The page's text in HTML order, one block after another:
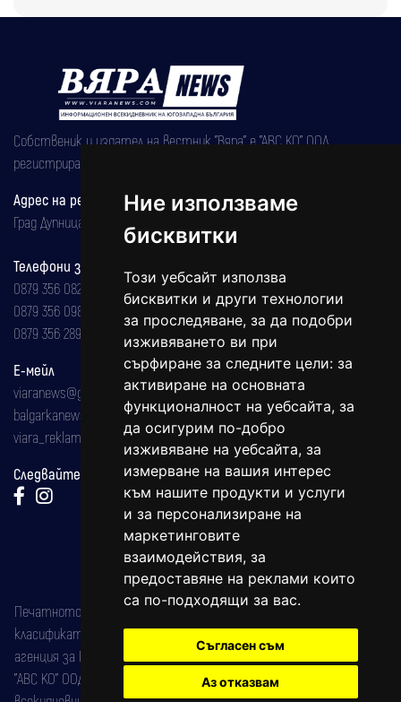
Ние използваме
бисквитки
Този уебсайт използва
бисквитки и други технологии
за проследяване, за да подобри
изживяването ви при
сърфиране за следните цели: за
активиране на основната
функционалност на уебсайта, за
да осигурим по-добро
изживяване на уебсайта, за
измерване на вашия интерес
към нашите продукти и услуги
и за персонализиране на
маркетинговите
взаимодействия, за
предоставяне на реклами които
са по-подходящи за вас.
Съгласен съм
Аз отказвам
Собственик и издател на вестник "Вяра" е "АВС КО" ООД,
регистрирана на 08.05.2002 година.
Адрес на редакцията
Град Дупница, ул.''Христо Ботев" 43
Телефони за реклама и абонаменти
0879 356 082
0879 356 098
0879 356 289
Е-мейл
viaranews@gmail.com
balgarkanews@gmail.com
viara_reklama@mail.bg
Следвайте ни:
Печатното издание на вестника е регистрирано в националния
класификатор на печатните издания (Българска национална
агенция за ISSN) под номер: ISSN 1312-4722.
"АВС КО" ООД е притежател на марката: Вяра информационен